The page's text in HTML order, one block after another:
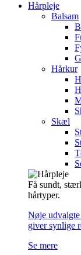
Hårpleje
Balsam
Hårkur
Skæl
Få sundt,
hårtyper.
Nøje
giver synlige
Se mere